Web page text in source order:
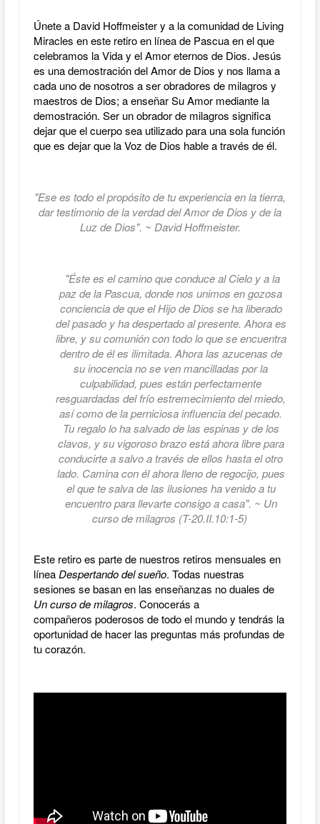
Únete a David Hoffmeister y a la comunidad de Living
Miracles en este retiro en línea de Pascua en el que
celebramos la Vida y el Amor eternos de Dios. Jesús
es una demostración del Amor de Dios y nos llama a
cada uno de nosotros a ser obradores de milagros y
maestros de Dios; a enseñar Su Amor mediante la
demostración. Ser un obrador de milagros significa
dejar que el cuerpo sea utilizado para una sola función
que es dejar que la Voz de Dios hable a través de él.
"Ese es todo el propósito de tu experiencia en la tierra,
dar testimonio de la verdad del Amor de Dios y de la
Luz de Dios". ~ David Hoffmeister.
"Éste es el camino que conduce al Cielo y a la
paz de la Pascua, donde nos unimos en gozosa
conciencia de que el Hijo de Dios se ha liberado
del pasado y ha despertado al presente. Ahora es
libre, y su comunión con todo lo que se encuentra
dentro de él es ilimitada. Ahora las azucenas de
su inocencia no se ven mancilladas por la
culpabilidad, pues están perfectamente
resguardadas del frío estremecimiento del miedo,
así como de la perniciosa influencia del pecado.
Tu regalo lo ha salvado de las espinas y de los
clavos, y su vigoroso brazo está ahora libre para
conducirte a salvo a través de ellos hasta el otro
lado. Camina con él ahora lleno de regocijo, pues
el que te salva de las ilusiones ha venido a tu
encuentro para llevarte consigo a casa". ~ Un
curso de milagros (T-20.II.10:1-5)
Este retiro es parte de nuestros retiros mensuales en
líneaDespertando del sueño. Todas nuestras
sesiones se basan en las enseñanzas no duales de
Un curso de milagros. Conocerás a
compañeros poderosos de todo el mundo y tendrás la
oportunidad de hacer las preguntas más profundas de
tu corazón.